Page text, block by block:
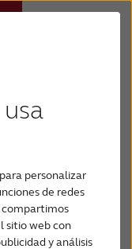
personalizar
de redes
compartimos
sitio web con
y análisis
de